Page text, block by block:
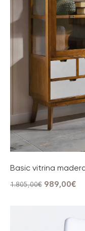
Basic vitrina
1.805,00€ 989,00€